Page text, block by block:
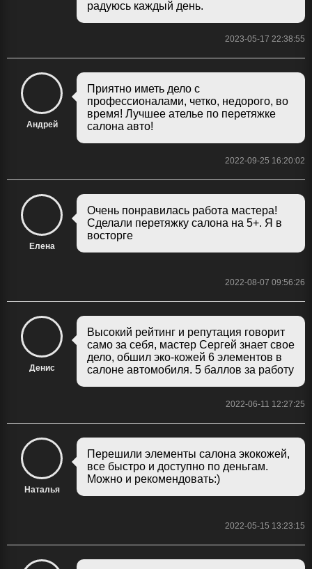
радуюсь каждый день.
2023-05-17 22:38:55
Андрей
Приятно иметь дело с
профессионалами, четко, недорого, во
время! Лучшее ателье по перетяжке
салона авто!
2022-09-25 16:20:02
Елена
Очень понравилась работа мастера!
Сделали перетяжку салона на 5+. Я в
восторге
2022-08-07 09:56:26
Денис
Высокий рейтинг и репутация говорит
само за себя, мастер Сергей знает свое
дело, обшил эко-кожей 6 элементов в
салоне автомобиля. 5 баллов за работу
2022-06-11 12:27:25
Наталья
Перешили элементы салона экокожей,
все быстро и доступно по деньгам.
Можно и рекомендовать:)
2022-05-15 13:23:15